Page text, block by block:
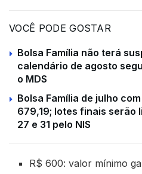
VOCÊ PODE GOSTAR
Bolsa Família não terá
calendário de agosto
o MDS
Bolsa Família de julho
679,19; lotes finais serão
27 e 31 pelo NIS
R$ 600: valor mínimo